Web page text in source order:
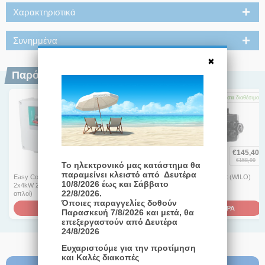
Χαρακτηριστικά
Συνημμένα
Παρόμοια Προϊόντα
διαθέσιμο
Easy Control MS-L-
2x4kW 230V (3 πλωτήρες
απλοί)
ΑΓΟΡΑ
Ηλεκτρικός πίνακας για 2
αντλίες 230V/240V
ΑΓΟΡΑ
-8% Άμεσα διαθέσιμο
€145,40
€158,00
HiControl 1/FC (WILO)
ΑΓΟΡΑ
Το ηλεκτρονικό μας κατάστημα θα
παραμείνει κλειστό από Δευτέρα
10/8/2026 έως και Σάββατο
22/8/2026.
Όποιες παραγγελίες δοθούν
Παρασκευή 7/8/2026 και μετά, θα
επεξεργαστούν από Δευτέρα
24/8/2026
Ευχαριστούμε για την προτίμηση
και Καλές διακοπές